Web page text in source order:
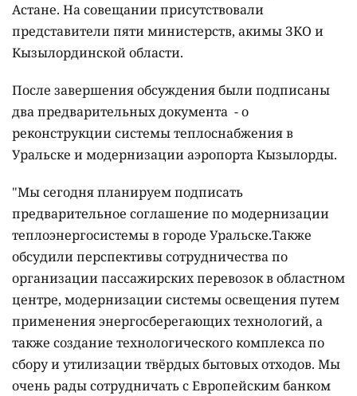
Астане. На совещании присутствовали
представители пяти министерств, акимы ЗКО и
Кызылординской области.
После завершения обсуждения были подписаны
два предварительных документа - о
реконструкции системы теплоснабжения в
Уральске и модернизации аэропорта Кызылорды.
"Мы сегодня планируем подписать
предварительное соглашение по модернизации
теплоэнергосистемы в городе Уральске.Также
обсудили перспективы сотрудничества по
организации пассажирских перевозок в областном
центре, модернизации системы освещения путем
применения энергосберегающих технологий, а
также создание технологического комплекса по
сбору и утилизации твёрдых бытовых отходов. Мы
очень рады сотрудничать с Европейским банком